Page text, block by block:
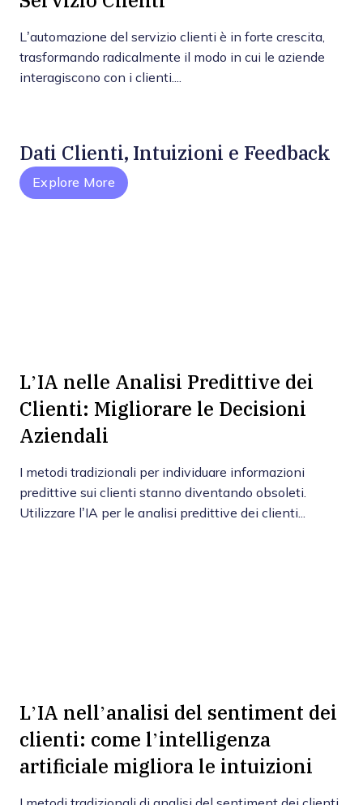
L’automazione del servizio clienti è in forte crescita,
trasformando radicalmente il modo in cui le aziende
interagiscono con i clienti....
Dati Clienti, Intuizioni e Feedback
Explore More
L’IA nelle Analisi Predittive dei
Clienti: Migliorare le Decisioni
Aziendali
I metodi tradizionali per individuare informazioni
predittive sui clienti stanno diventando obsoleti.
Utilizzare l’IA per le analisi predittive dei clienti...
L’IA nell’analisi del sentiment dei
clienti: come l’intelligenza
artificiale migliora le intuizioni